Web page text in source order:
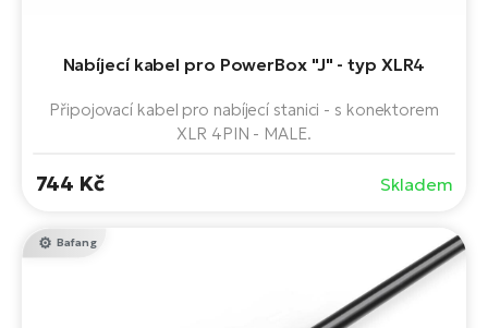
Nabíjecí kabel pro PowerBox "J" - typ XLR4
Připojovací kabel pro nabíjecí stanici - s konektorem
XLR 4PIN - MALE.
744 Kč Skladem
Bafang